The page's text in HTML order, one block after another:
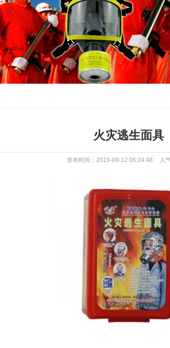
火灾逃生面具
发布时间：2019-09-12 06:24:48 人